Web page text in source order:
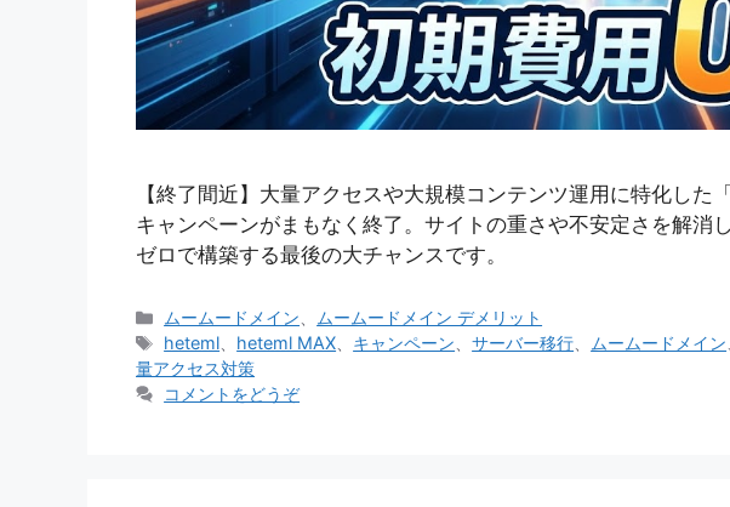
【終了間近】大量アクセスや大規模コンテンツ運用に特化し
キャンペーンがまもなく終了。サイトの重さや不安定さを解消
ゼロで構築する最後の大チャンスです。
カ
テ
ゴ
リ
ムームードメイン、 ムームードメイン デメリット
タ
グ
heteml、 heteml MAX、 キャンペーン、サーバー移行、 ムームードメイン
量アクセス対策
コメントをどうぞ